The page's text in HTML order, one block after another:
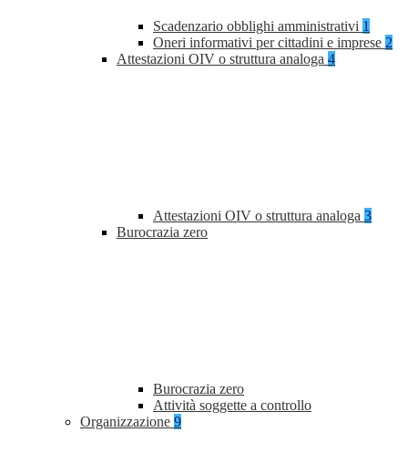
Scadenzario obblighi amministrativi 1
Oneri informativi per cittadini e imprese 2
Attestazioni OIV o struttura analoga 4
Attestazioni OIV o struttura analoga 3
Burocrazia zero
Burocrazia zero
Attività soggette a controllo
Organizzazione 9